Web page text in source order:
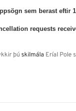
sem berast
requests
þúskilmála Eríal Pole